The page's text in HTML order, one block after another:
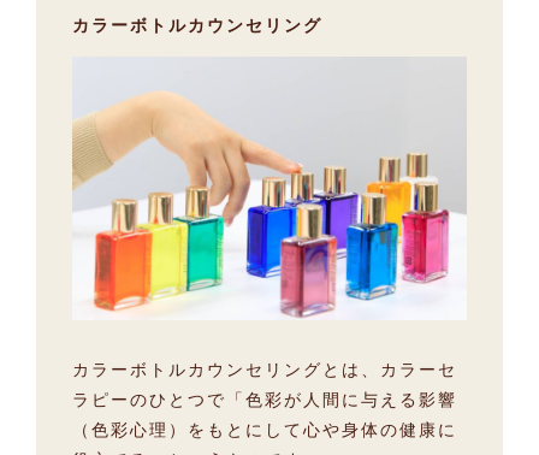
カラーボトルカウンセリング
カラーボトルカウンセリングとは、カラーセ
ラピーのひとつで「色彩が人間に与える影響
（色彩心理）をもとにして心や身体の健康に